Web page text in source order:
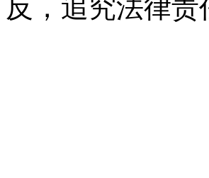
反，追究法律责